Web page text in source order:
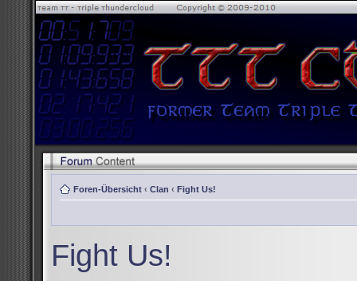
Foren-Übersicht ‹ Clan ‹ Fight Us!
Fight Us!